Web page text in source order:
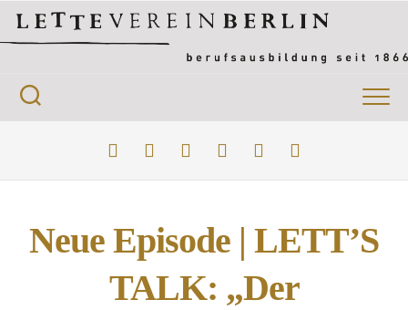
Neue Episode | LETT’S
TALK: „Der